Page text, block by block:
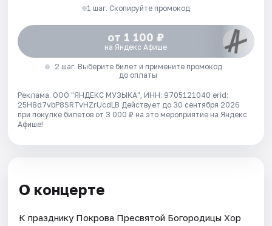
1 шаг. Скопируйте промокод
от 1 100 ₽
на Яндекс Афише
2 шаг. Выберите билет и примените промокод
до оплаты
Реклама. ООО "ЯНДЕКС МУЗЫКА", ИНН: 9705121040 erid:
25H8d7vbP8SRTvHZrUcdLB Действует до 30 сентября 2026
при покупке билетов от 3 000 ₽ на это мероприятие на Яндекс
Афише!
О концерте
К празднику Покрова Пресвятой Богородицы Хор